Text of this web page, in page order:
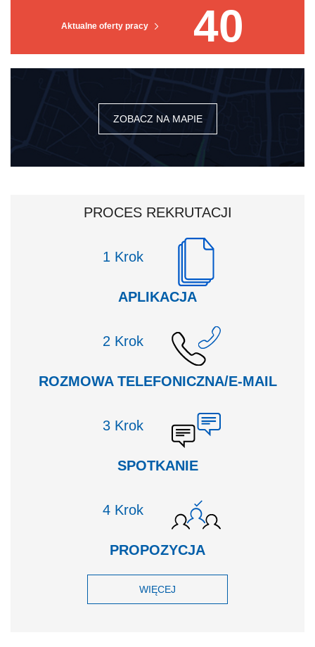
Aktualne oferty pracy 40
ZOBACZ NA MAPIE
PROCES REKRUTACJI
Krok
APLIKACJA
Krok
ROZMOWA TELEFONICZNA/E-MAIL
Krok
SPOTKANIE
Krok
PROPOZYCJA
WIĘCEJ